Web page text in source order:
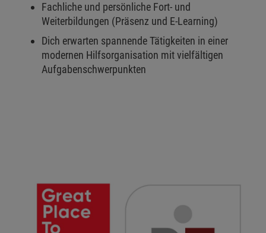
Fachliche und persönliche Fort- und
Weiterbildungen (Präsenz und E-Learning)
Dich erwarten spannende Tätigkeiten in einer
modernen Hilfsorganisation mit vielfältigen
Aufgabenschwerpunkten